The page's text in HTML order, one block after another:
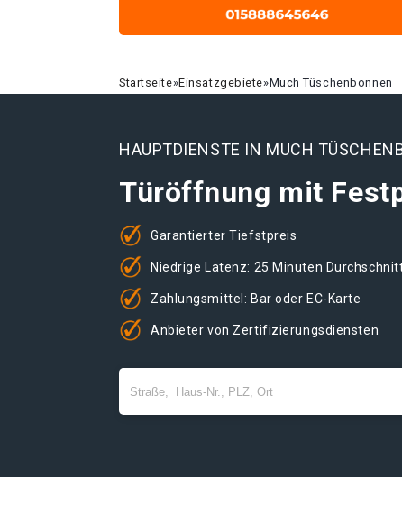
Startseite»Einsatzgebiete»Much Tüschenbonnen
HAUPTDIENSTE IN MUCH
Türöffnung mit
Garantierter Tiefstpreis
Niedrige Latenz: 25 Minuten
Zahlungsmittel: Bar oder EC-Karte
Anbieter von Zertifizierungsdiensten